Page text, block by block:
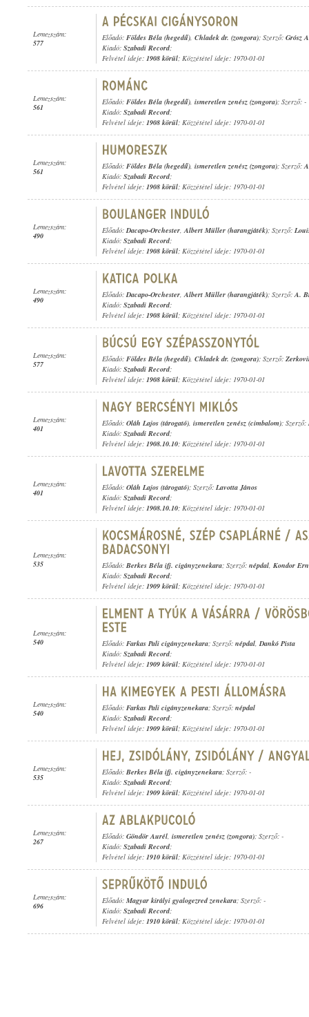
Lemezszám:
577
Előadó: Földes Béla (hegedű), Chladek dr. (zongora); Szerző: Grósz
Kiadó: Szabadi Record;
Felvétel ideje: 1908 körül; Közzététel ideje: 1970-01-01
Lemezszám:
561
Előadó: Földes Béla (hegedű), ismeretlen zenész (zongora); Szerző: -
Kiadó: Szabadi Record;
Felvétel ideje: 1908 körül; Közzététel ideje: 1970-01-01
Lemezszám:
561
Előadó: Földes Béla (hegedű), ismeretlen zenész (zongora); Szerző:
Kiadó: Szabadi Record;
Felvétel ideje: 1908 körül; Közzététel ideje: 1970-01-01
Lemezszám:
490
Előadó:Dacapo-Orchester,Albert Müller (harangjáték); Szerző:
Kiadó: Szabadi Record;
Felvétel ideje: 1908 körül; Közzététel ideje: 1970-01-01
Lemezszám:
490
Előadó:Dacapo-Orchester,Albert Müller (harangjáték); Szerző:A.
Kiadó: Szabadi Record;
Felvétel ideje: 1908 körül; Közzététel ideje: 1970-01-01
Lemezszám:
577
Előadó: Földes Béla (hegedű), Chladek dr. (zongora); Szerző:
Kiadó: Szabadi Record;
Felvétel ideje: 1908 körül; Közzététel ideje: 1970-01-01
Lemezszám:
401
Előadó: Oláh Lajos (tárogató), ismeretlen zenész (cimbalom); Szerző:
Kiadó: Szabadi Record;
Felvétel ideje: 1908.10.10; Közzététel ideje: 1970-01-01
Lemezszám:
401
Előadó: Oláh Lajos (tárogató); Szerző: Lavotta János
Kiadó: Szabadi Record;
Felvétel ideje: 1908.10.10; Közzététel ideje: 1970-01-01
Lemezszám:
535
Előadó: Berkes Béla ifj. cigányzenekara; Szerző: népdal, Kondor
Kiadó: Szabadi Record;
Felvétel ideje: 1909 körül; Közzététel ideje: 1970-01-01
Lemezszám:
540
Előadó: Farkas Pali cigányzenekara; Szerző: népdal,Dankó Pista
Kiadó: Szabadi Record;
Felvétel ideje: 1909 körül; Közzététel ideje: 1970-01-01
Lemezszám:
540
Előadó: Farkas Pali cigányzenekara; Szerző: népdal
Kiadó: Szabadi Record;
Felvétel ideje: 1909 körül; Közzététel ideje: 1970-01-01
Lemezszám:
535
Előadó: Berkes Béla ifj. cigányzenekara; Szerző: -
Kiadó: Szabadi Record;
Felvétel ideje: 1909 körül; Közzététel ideje: 1970-01-01
Lemezszám:
267
Előadó: Göndör Aurél, ismeretlen zenész (zongora); Szerző: -
Kiadó: Szabadi Record;
Felvétel ideje: 1910 körül; Közzététel ideje: 1970-01-01
Lemezszám:
696
Előadó: Magyar királyi gyalogezred zenekara; Szerző: -
Kiadó: Szabadi Record;
Felvétel ideje: 1910 körül; Közzététel ideje: 1970-01-01